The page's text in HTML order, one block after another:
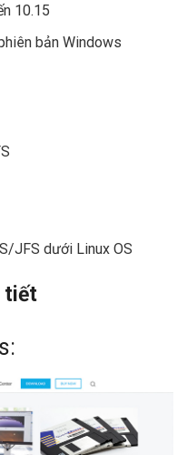
10.15
bản Windows
JFS dưới Linux OS
tiết